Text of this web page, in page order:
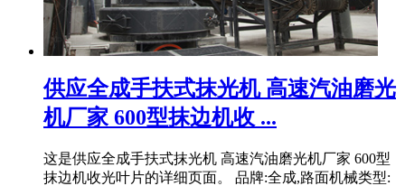
供应全成手扶式抹光机 高速汽油磨光
机厂家 600型抹边机收 ...
这是供应全成手扶式抹光机 高速汽油磨光机厂家 600型
抹边机收光叶片的详细页面。 品牌:全成,路面机械类型: